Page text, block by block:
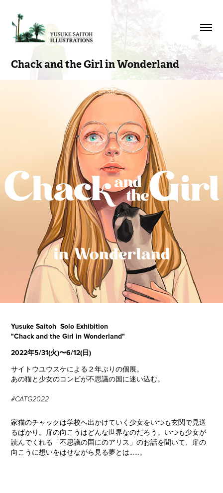
Chack and the Girl in Wonderland
Yusuke Saitoh Solo Exhibition
"Chack and the Girl in Wonderland"
2022年5/31(火)〜6/12(日)
サイトウユウスケによる２年ぶりの個展。
あの猫と少女のコンビが不思議の国に迷い込む。
#CATG2022
家猫のチャックは学校へ出かけていく少女をいつも玄関で見送
るばかり。扉の向こうはどんな世界なのだろう。いつも少女が
読んでくれる「不思議の国にのアリス」のお話を聞いて、扉の
向こうに想いをはせながら見る夢とは……。